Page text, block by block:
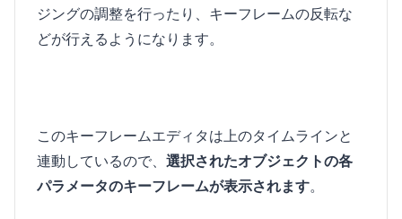
ジングの調整を行ったり、キーフレームの反転な
どが行えるようになります。
このキーフレームエディタは上のタイムラインと
連動しているので、 選択されたオブジェクトの各
パラメータのキーフレームが表示されます。